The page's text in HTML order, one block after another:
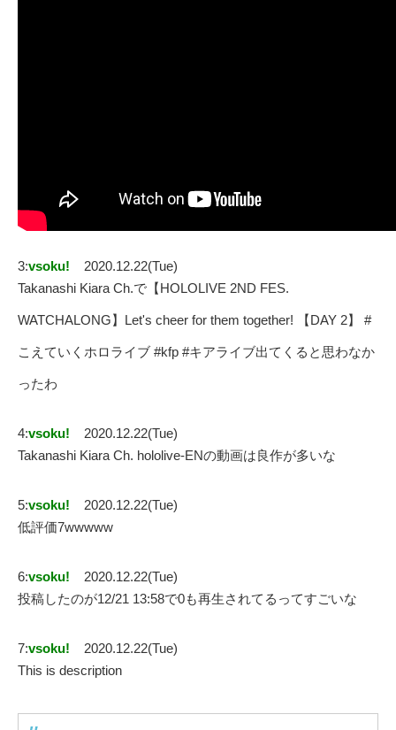
3:vsoku!
2020.12.22(Tue)
Takanashi Kiara Ch.で【HOLOLIVE 2ND FES.
WATCHALONG】Let's cheer for them together! 【DAY 2】 #
こえていくホロライブ #kfp #キアライブ出てくると思わなか
ったわ
4:vsoku!
2020.12.22(Tue)
Takanashi Kiara Ch. hololive-ENの動画は良作が多いな
5:vsoku!
2020.12.22(Tue)
低評価7wwwww
6:vsoku!
2020.12.22(Tue)
投稿したのが12/21 13:58で0も再生されてるってすごいな
7:vsoku!
2020.12.22(Tue)
This is description